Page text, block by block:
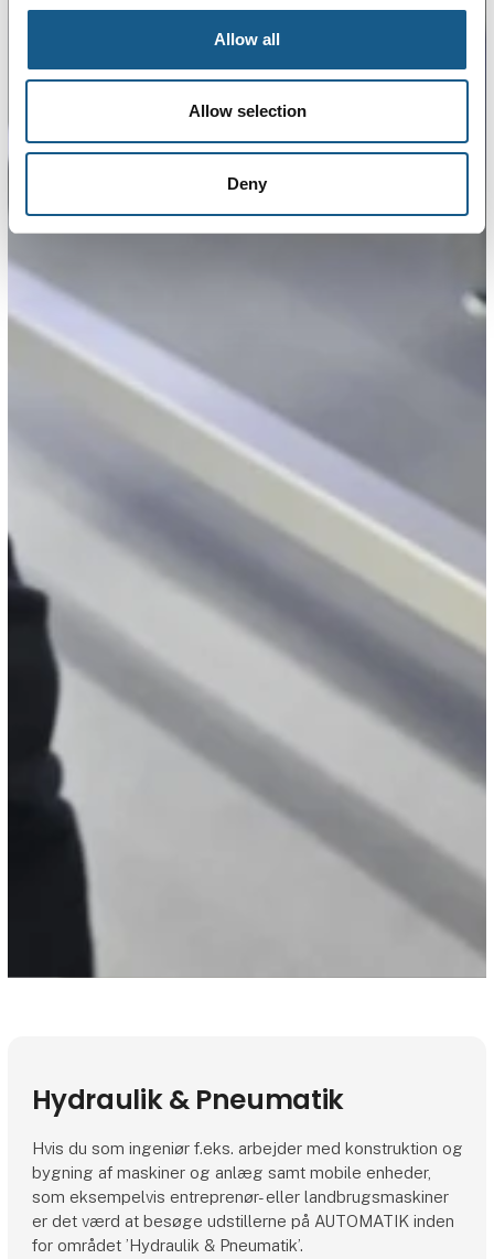
Allow all
Allow selection
Deny
Hydraulik & Pneumatik
Hvis du som ingeniør f.eks. arbejder med konstruktion og
bygning af maskiner og anlæg samt mobile enheder,
som eksempelvis entreprenør- eller landbrugsmaskiner
er det værd at besøge udstillerne på AUTOMATIK inden
for området ’Hydraulik & Pneumatik’.